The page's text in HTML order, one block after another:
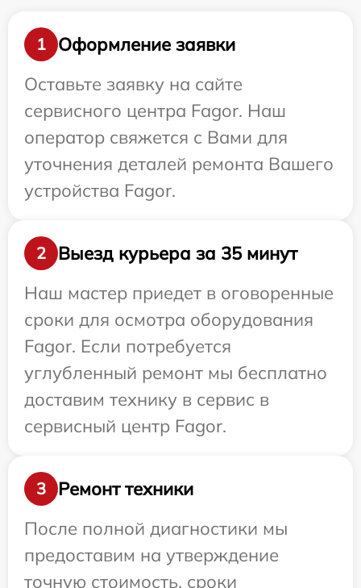
1
Оформление заявки
Оставьте заявку на сайте
сервисного центра Fagor. Наш
оператор свяжется с Вами для
уточнения деталей ремонта Вашего
устройства Fagor.
2
Выезд курьера за 35 минут
Наш мастер приедет в оговоренные
сроки для осмотра оборудования
Fagor. Если потребуется
углубленный ремонт мы бесплатно
доставим технику в сервис в
сервисный центр Fagor.
3
Ремонт техники
После полной диагностики мы
предоставим на утверждение
точную стоимость, сроки